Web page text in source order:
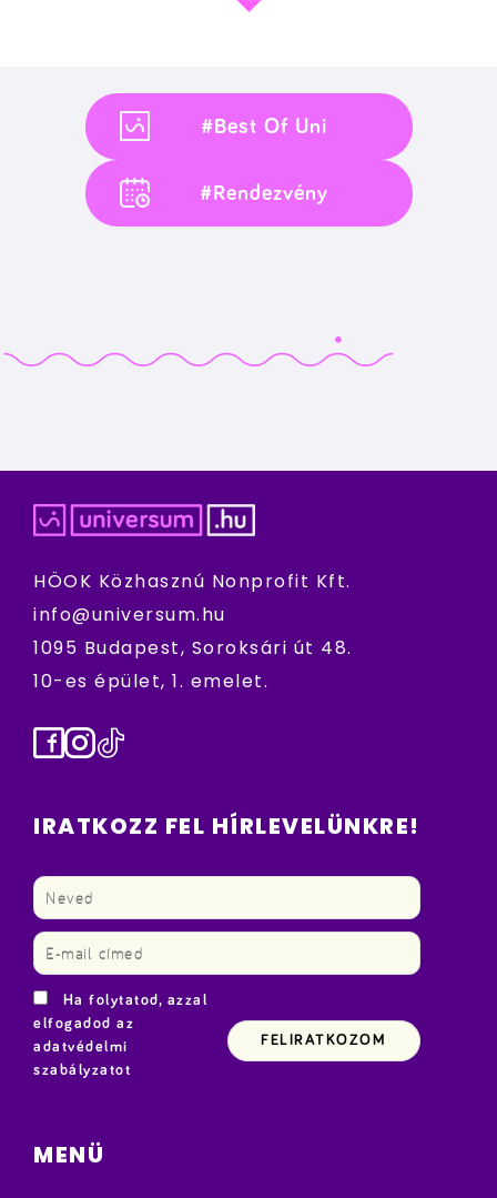
#Best Of Uni
#Rendezvény
HÖOK Közhasznú Nonprofit Kft.
info@universum.hu
1095 Budapest, Soroksári út 48.
10-es épület, 1. emelet.
Facebook
Instagram
TikTok
IRATKOZZ FEL HÍRLEVELÜNKRE!
Ha folytatod, azzal
elfogadod az
adatvédelmi
szabályzatot
MENÜ